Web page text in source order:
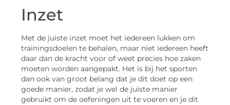
Inzet
Met de juiste inzet moet het iedereen lukken om
trainingsdoelen te behalen, maar niet iedereen heeft
daar dan de kracht voor of weet precies hoe zaken
moeten worden aangepakt. Het is bij het sporten
dan ook van groot belang dat je dit doet op een
goede manier, zodat je wel de juiste manier
gebruikt om de oefeningen uit te voeren en je dit